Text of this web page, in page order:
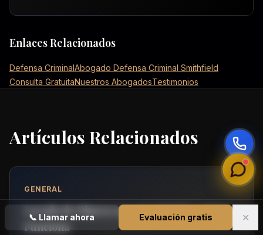
📞 Llamar ahora Evaluación gratis ✕
Enlaces Relacionados
Defensa CriminalAbogado Defensa Criminal Smithfield
Consulta GratuitaNuestros AbogadosTestimonios
Artículos Relacionados
GENERAL
Lavado de Dinero en 2026: Qué Es y Cómo
Funciona